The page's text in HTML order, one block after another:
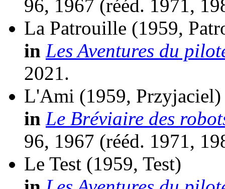
96, 1967 (rééd. 1971,
La Patrouille (1959,
in Les Aventures du
2021.
L'Ami (1959, Przyjaciel)
in Le Bréviaire des
96, 1967 (rééd. 1971,
Le Test (1959, Test)